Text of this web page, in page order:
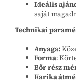
Ideális
saját
Technikai
Anyaga:
Forma:
Bőr rész
Karika